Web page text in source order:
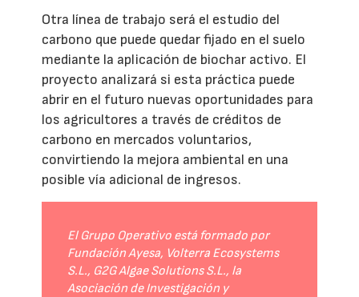
Otra línea de trabajo será el estudio del
carbono que puede quedar fijado en el suelo
mediante la aplicación de biochar activo. El
proyecto analizará si esta práctica puede
abrir en el futuro nuevas oportunidades para
los agricultores a través de créditos de
carbono en mercados voluntarios,
convirtiendo la mejora ambiental en una
posible vía adicional de ingresos.
El Grupo Operativo está formado por
Fundación Ayesa, Volterra Ecosystems
S.L., G2G Algae Solutions S.L., la
Asociación de Investigación y